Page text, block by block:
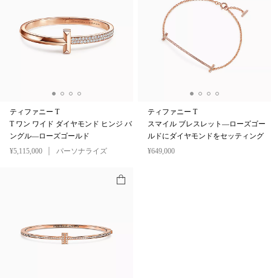
ティファニー T
T ワン ワイド ダイヤモンド ヒンジ バ
ングル—ローズゴールド
¥5,115,000
パーソナライズ
ティファニー T
スマイル ブレスレット—ローズゴー
ルドにダイヤモンドをセッティング
¥649,000